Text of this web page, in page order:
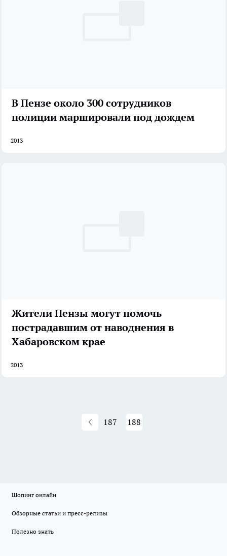
В Пензе около 300 сотрудников
полиции маршировали под дождем
2013
Жители Пензы могут помочь
пострадавшим от наводнения в
Хабаровском крае
2013
187 188
Шопинг онлайн
Обзорные статьи и пресс-релизы
Полезно знать